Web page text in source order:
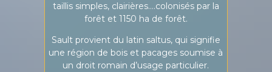
taillis simples, clairières….colonisés par la
forêt et 1150 ha de forêt.
Sault provient du latin saltus, qui signifie
une région de bois et pacages soumise à
un droit romain d’usage particulier.